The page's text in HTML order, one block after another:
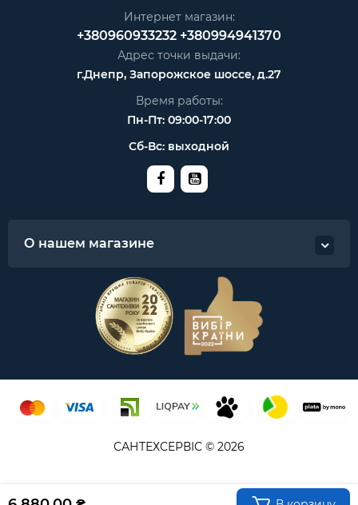
Интернет магазин:
+380960933232 +380994941370
Адрес точки выдачи:
г.Днепр, Запорожское шоссе, д.27
Время работы:
Пн-Пт: 09:00-17:00
Сб-Вс: выходной
О нашем магазине
САНТЕХСЕРВІС © 2026